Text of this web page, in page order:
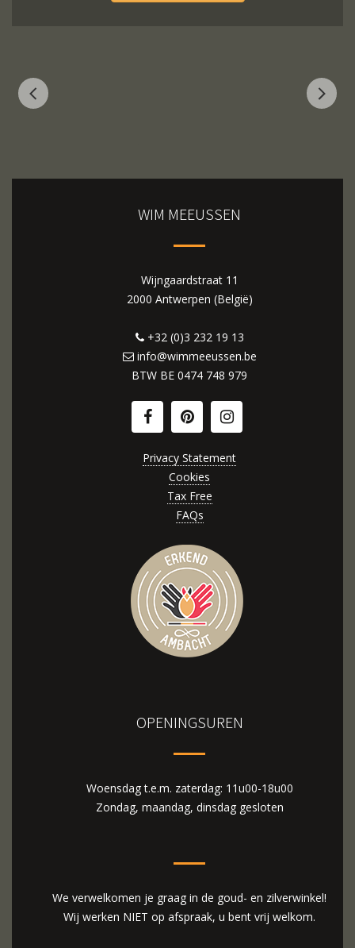
WIM MEEUSSEN
Wijngaardstraat 11
2000 Antwerpen (België)
+32 (0)3 232 19 13
info@wimmeeussen.be
BTW BE 0474 748 979
Privacy Statement
Cookies
Tax Free
FAQs
OPENINGSUREN
Woensdag t.e.m. zaterdag: 11u00-18u00
Zondag, maandag, dinsdag gesloten
We verwelkomen je graag in de goud- en zilverwinkel!
Wij werken NIET op afspraak, u bent vrij welkom.